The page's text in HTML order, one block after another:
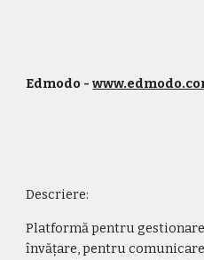
Edmodo -
Descriere:
Platformă pentru
învățare, pentru